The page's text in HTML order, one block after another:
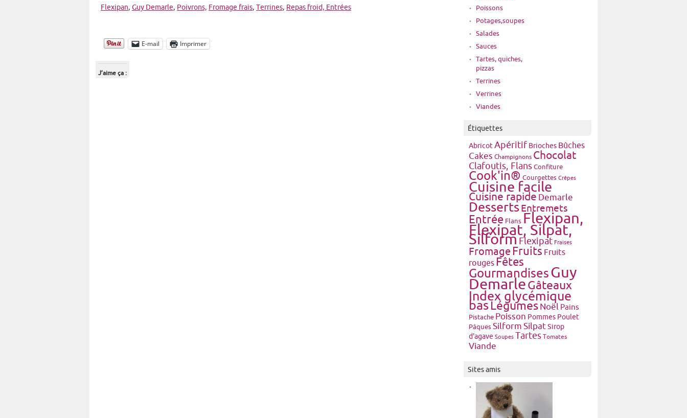
Flexipan, Guy Demarle, Poivrons, Fromage frais, Terrines, Repas froid, Entrées
E-mail Imprimer
J’aime ça :
Poissons
Potages,soupes
Salades
Sauces
Tartes, quiches,
pizzas
Terrines
Verrines
Viandes
Étiquettes
Abricot Apéritif Brioches Bûches
Cakes Champignons Chocolat
Clafoutis, Flans Confiture
Cook'in® Courgettes Crêpes
Cuisine facile
Cuisine rapide Demarle
Desserts Entremets
Entrée Flans Flexipan,
Flexipat, Silpat,
Silform Flexipat Fraises
Fromage Fruits Fruits
rouges Fêtes
Gourmandises Guy
Demarle Gâteaux
Index glycémique
bas Légumes Noël Pains
Pistache Poisson Pommes Poulet
Pâques Silform Silpat Sirop
d'agave Soupes Tartes Tomates
Viande
Sites amis